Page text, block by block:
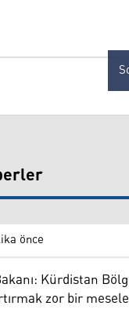
önce
Kürdistan
zor bir